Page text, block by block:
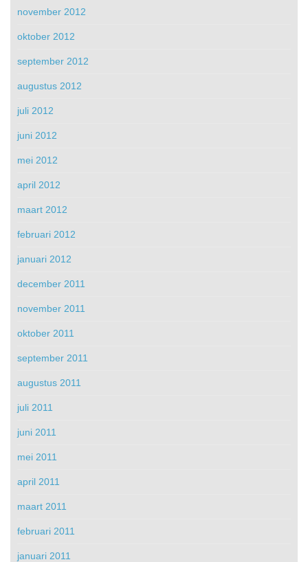
november 2012
oktober 2012
september 2012
augustus 2012
juli 2012
juni 2012
mei 2012
april 2012
maart 2012
februari 2012
januari 2012
december 2011
november 2011
oktober 2011
september 2011
augustus 2011
juli 2011
juni 2011
mei 2011
april 2011
maart 2011
februari 2011
januari 2011